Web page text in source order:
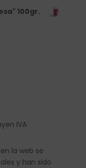
100gr.
IVA
la web se
y han sido